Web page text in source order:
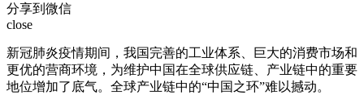
分享到微信
close
新冠肺炎疫情期间，我国完善的工业体系、巨大的消费市场和
更优的营商环境，为维护中国在全球供应链、产业链中的重要
地位增加了底气。全球产业链中的“中国之环”难以撼动。